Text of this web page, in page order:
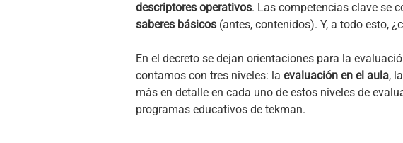
descriptores operativos. Las competencias clave se
saberes básicos (antes, contenidos). Y, a todo esto,
En el decreto se dejan orientaciones para la
contamos con tres niveles: la evaluación en el aula,
más en detalle en cada uno de estos niveles de
programas educativos de tekman.